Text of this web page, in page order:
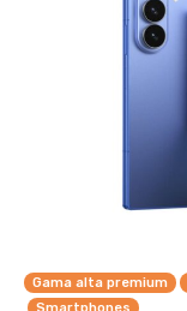
Gama alta premium